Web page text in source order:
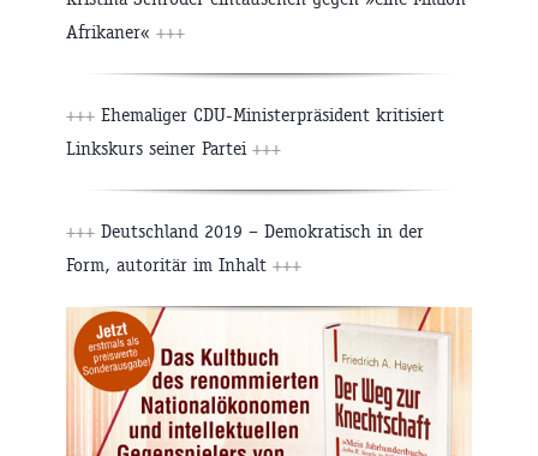
Afrikaner« +++
+++ Ehemaliger CDU-Ministerpräsident kritisiert
Linkskurs seiner Partei +++
+++ Deutschland 2019 – Demokratisch in der
Form, autoritär im Inhalt +++